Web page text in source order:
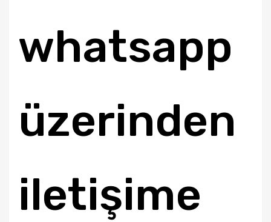
whatsapp
üzerinden
iletişime